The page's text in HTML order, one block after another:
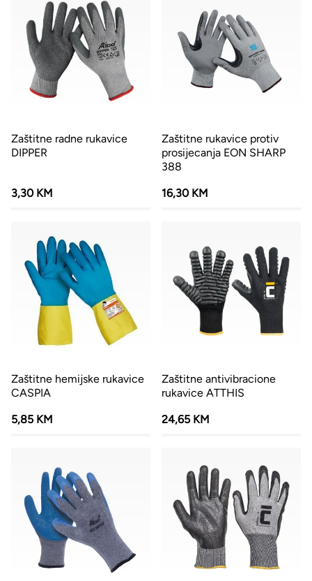
Zaštitne radne rukavice
DIPPER
3,30 KM
Zaštitne rukavice protiv
prosijecanja EON SHARP
388
16,30 KM
Zaštitne hemijske rukavice
CASPIA
5,85 KM
Zaštitne antivibracione
rukavice ATTHIS
24,65 KM